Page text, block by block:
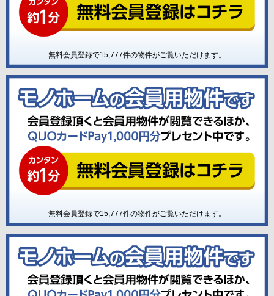
無料会員登録で15,777件の物件がご覧いただけます。
無料会員登録で15,777件の物件がご覧いただけます。